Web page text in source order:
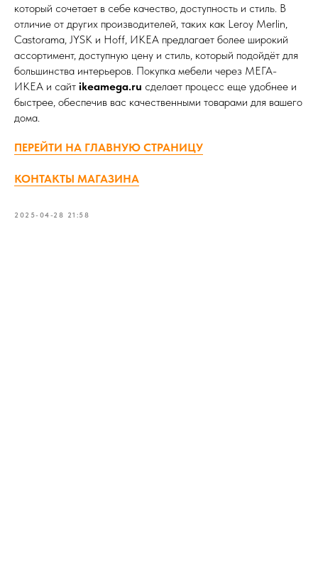
который сочетает в себе качество, доступность и стиль. В
отличие от других производителей, таких как Leroy Merlin,
Castorama, JYSK и Hoff, ИКЕА предлагает более широкий
ассортимент, доступную цену и стиль, который подойдёт для
большинства интерьеров. Покупка мебели через МЕГА-
ИКЕА и сайт ikeamega.ru сделает процесс еще удобнее и
быстрее, обеспечив вас качественными товарами для вашего
дома.
ПЕРЕЙТИ НА ГЛАВНУЮ СТРАНИЦУ
КОНТАКТЫ МАГАЗИНА
2025-04-28 21:58